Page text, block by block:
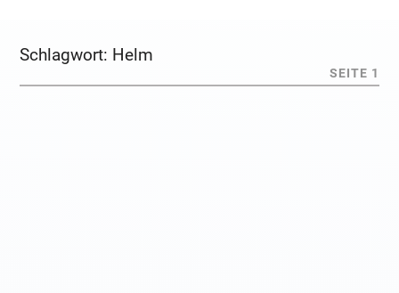
Schlagwort: Helm
SEITE 1